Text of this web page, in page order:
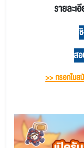
รายละเ
ส
>> กรอกใบส